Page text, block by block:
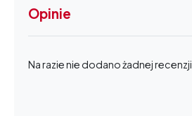
Opinie
Na razie nie dodano żadnej recenzji.